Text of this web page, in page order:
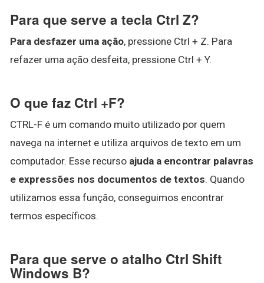
Para que serve a tecla Ctrl Z?
Para desfazer uma ação, pressione Ctrl + Z. Para
refazer uma ação desfeita, pressione Ctrl + Y.
O que faz Ctrl +F?
CTRL-F é um comando muito utilizado por quem
navega na internet e utiliza arquivos de texto em um
computador. Esse recurso ajuda a encontrar palavras
e expressões nos documentos de textos. Quando
utilizamos essa função, conseguimos encontrar
termos específicos.
Para que serve o atalho Ctrl Shift
Windows B?